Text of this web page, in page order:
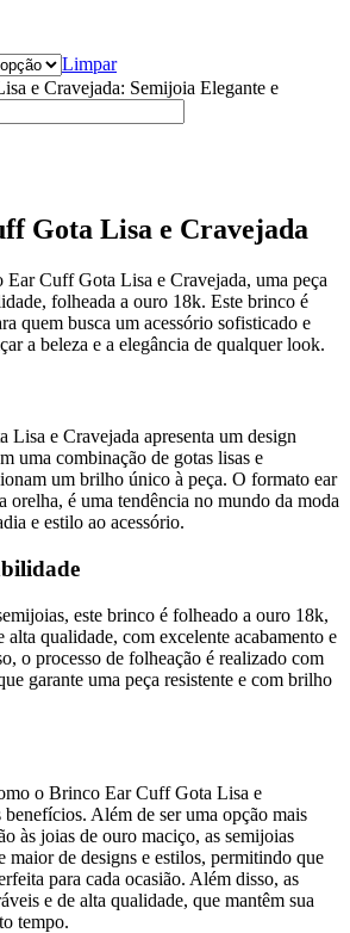
Limpar
e Cravejada: Semijoia Elegante e
Gota Lisa e Cravejada
Ear Cuff Gota Lisa e Cravejada, uma peça
folheada a ouro 18k. Este brinco é
quem busca um acessório sofisticado e
a beleza e a elegância de qualquer look.
e Cravejada apresenta um design
uma combinação de gotas lisas e
um brilho único à peça. O formato ear
orelha, é uma tendência no mundo da moda
e estilo ao acessório.
este brinco é folheado a ouro 18k,
alta qualidade, com excelente acabamento e
o processo de folheação é realizado com
garante uma peça resistente e com brilho
o Brinco Ear Cuff Gota Lisa e
Além de ser uma opção mais
às joias de ouro maciço, as semijoias
maior de designs e estilos, permitindo que
para cada ocasião. Além disso, as
e de alta qualidade, que mantêm sua
tempo.